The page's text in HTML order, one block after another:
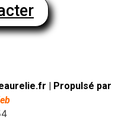
| Propulsé par